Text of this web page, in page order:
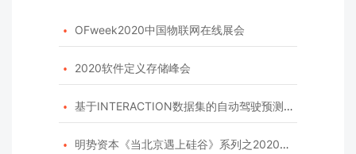
 OFweek2020中国物联网在线展会
 2020软件定义存储峰会
 基于INTERACTION数据集的自动驾驶预测模型挑战赛
 明势资本《当北京遇上硅谷》系列之2020年度开源峰会